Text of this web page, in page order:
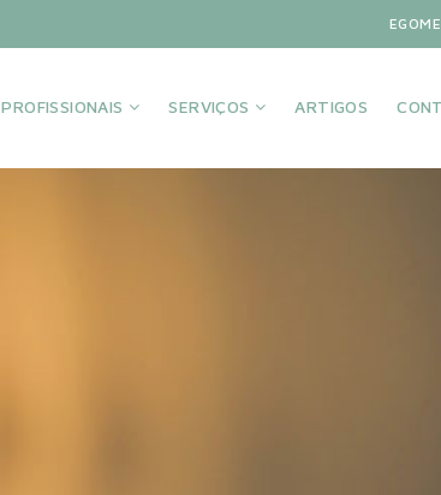
PROFISSIONAIS SERVIÇOS ARTIGOS